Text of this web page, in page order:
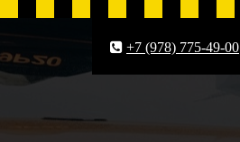
+7 (978) 775-49-00